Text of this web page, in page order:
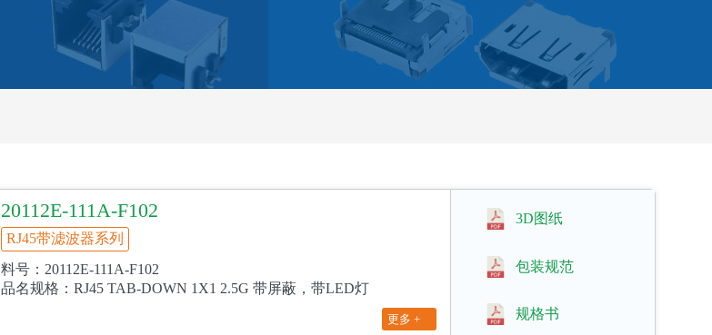
20112E-111A-F102
RJ45带滤波器系列
料号：20112E-111A-F102
品名规格：RJ45 TAB-DOWN 1X1 2.5G 带屏蔽，带LED灯
更多 +
3D图纸
包装规范
规格书